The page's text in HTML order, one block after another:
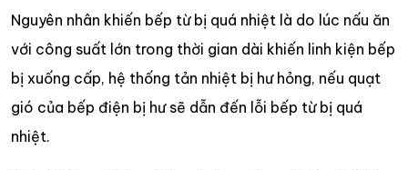
Nguyên nhân khiến bếp từ bị quá nhiệt là do lúc nấu ăn
với công suất lớn trong thời gian dài khiến linh kiện bếp
bị xuống cấp, hệ thống tản nhiệt bị hư hỏng, nếu quạt
gió của bếp điện bị hư sẽ dẫn đến lỗi bếp từ bị quá
nhiệt.